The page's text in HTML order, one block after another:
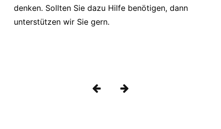
denken. Sollten Sie dazu Hilfe benötigen, dann
unterstützen wir Sie gern.